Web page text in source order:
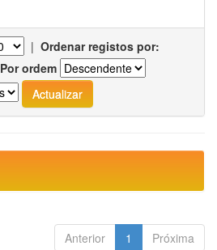
| Ordenar registos por:
Por ordem
Anterior 1 Próxima